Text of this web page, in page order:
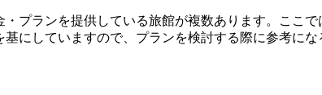
プランを提供している旅館が複数あります。ここ
にしていますので、プランを検討する際に参考にな